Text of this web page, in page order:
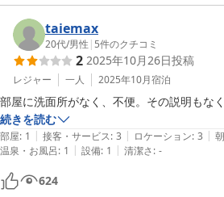
2026-05-25
事前に備考欄に体の不自由な者がいると伝
からエレベーターが無い旨の事前連絡があ
れたのにと不満を感じました。
スタッフさんは感じよい方ばかりでしたが
っと胸の中で燻っています。
朝食はとても美味しくいただきました。名
と聞いていましたがお目に掛かれなくて残
さんが丁寧に説明して頂いてありがたかった
事前にお知らせいただいていた大切な情
な思いをさせてしまいましたこと、心よ
ご予約時の備考欄にご記入いただいてい
レベーターが設置されていない施設であ
らお伝えすべきであったと深く反省して
ご到着の際にもよりスタッフが、丁寧に
ができていればと、申し訳ない気持ちで
また、お父様に階段のご移動で無理をさ
れたとのこと、本来ならば安らぎの時間
taiemax
20代/男性 | 5件のクチコミ
2 2025年10月26日投稿
レジャー 一人 2025年10月宿泊
部屋に洗面所がなく、不便。その説明もな
続きを読む
部屋: 1 | 接客・サービス: 3 | ロケーション: 3 |
温泉・お風呂: 1 | 設備: 1 | 清潔さ: -
624